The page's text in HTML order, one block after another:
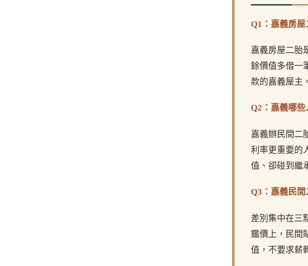
Q1：嘉義房
嘉義房屋二胎
餘價值多借一
款的嘉義屋主。
Q2：嘉義哪些
嘉義辦民間二
利率更重要的
值、卻碰到繼
Q3：嘉義民間
差別集中在三
鑑價上，民間
值，不要求薪